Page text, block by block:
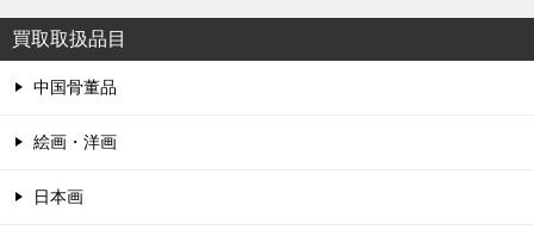
買取取扱品目
中国骨董品
絵画・洋画
日本画